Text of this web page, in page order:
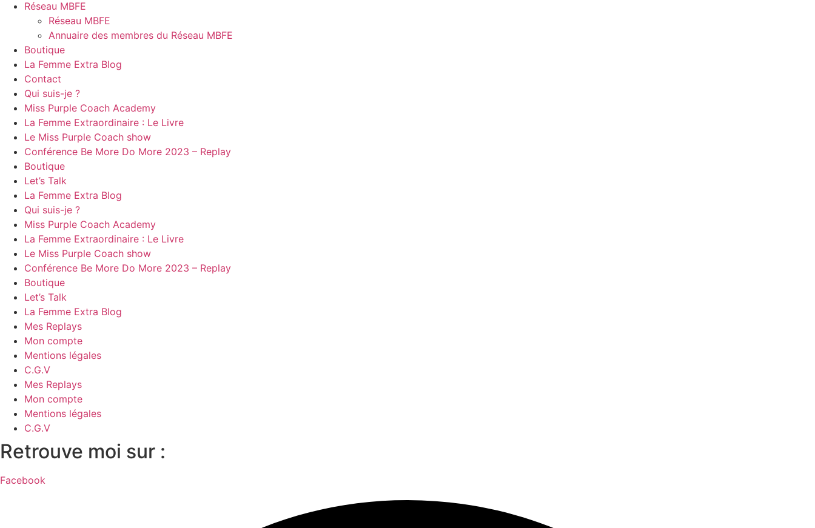
Réseau MBFE
Réseau MBFE
Annuaire des membres du Réseau MBFE
Boutique
La Femme Extra Blog
Contact
Qui suis-je ?
Miss Purple Coach Academy
La Femme Extraordinaire : Le Livre
Le Miss Purple Coach show
Conférence Be More Do More 2023 – Replay
Boutique
Let’s Talk
La Femme Extra Blog
Qui suis-je ?
Miss Purple Coach Academy
La Femme Extraordinaire : Le Livre
Le Miss Purple Coach show
Conférence Be More Do More 2023 – Replay
Boutique
Let’s Talk
La Femme Extra Blog
Mes Replays
Mon compte
Mentions légales
C.G.V
Mes Replays
Mon compte
Mentions légales
C.G.V
Retrouve moi sur :
Facebook